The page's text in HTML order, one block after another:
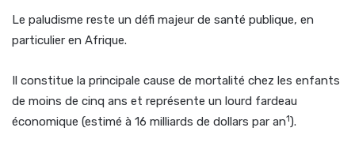
Le paludisme reste un défi majeur de santé publique, en
particulier en Afrique.
Il constitue la principale cause de mortalité chez les enfants
de moins de cinq ans et représente un lourd fardeau
économique (estimé à 16 milliards de dollars par an1).